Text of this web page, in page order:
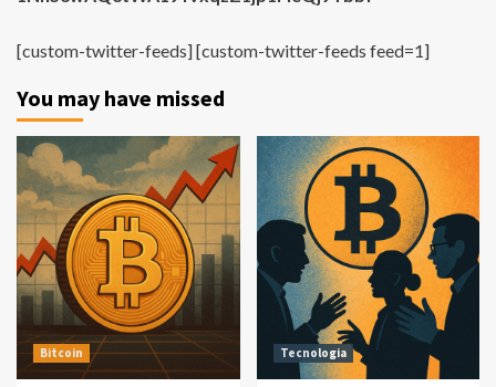
[custom-twitter-feeds] [custom-twitter-feeds feed=1]
You may have missed
Bitcoin Tecnologia